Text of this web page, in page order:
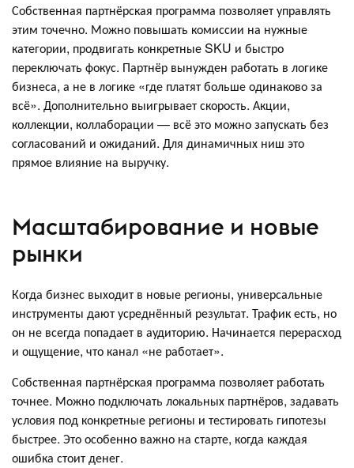
Собственная партнёрская программа позволяет управлять
этим точечно. Можно повышать комиссии на нужные
категории, продвигать конкретные SKU и быстро
переключать фокус. Партнёр вынужден работать в логике
бизнеса, а не в логике «где платят больше одинаково за
всё». Дополнительно выигрывает скорость. Акции,
коллекции, коллаборации — всё это можно запускать без
согласований и ожиданий. Для динамичных ниш это
прямое влияние на выручку.
Масштабирование и новые
рынки
Когда бизнес выходит в новые регионы, универсальные
инструменты дают усреднённый результат. Трафик есть, но
он не всегда попадает в аудиторию. Начинается перерасход
и ощущение, что канал «не работает».
Собственная партнёрская программа позволяет работать
точнее. Можно подключать локальных партнёров, задавать
условия под конкретные регионы и тестировать гипотезы
быстрее. Это особенно важно на старте, когда каждая
ошибка стоит денег.